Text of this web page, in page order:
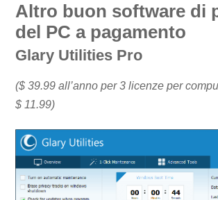
Altro buon software di
del PC a pagamento
Glary Utilities Pro
($ 39.99 all’anno per 3 licenze per
$ 11.99)